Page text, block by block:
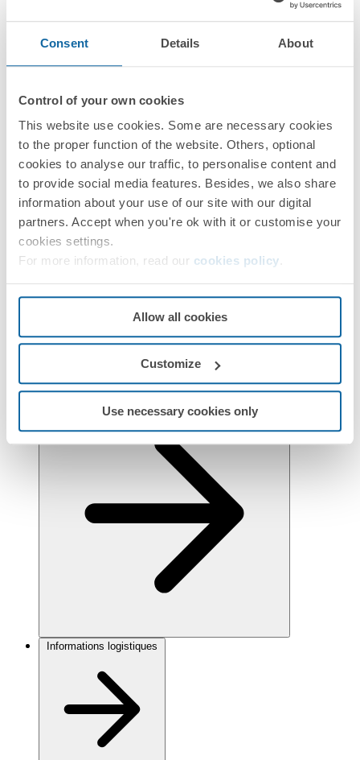
Consent Details About
Control of your own cookies
This website use cookies. Some are necessary cookies
to the proper function of the website. Others, optional
cookies to analyse our traffic, to personalise content and
to provide social media features. Besides, we also share
information about your use of our site with our digital
partners. Accept when you're ok with it or customise your
cookies settings.
For more information, read our cookies policy
Allow all cookies
Customize
Use necessary cookies only
Informations techniques
Réglementation et informations environnementales